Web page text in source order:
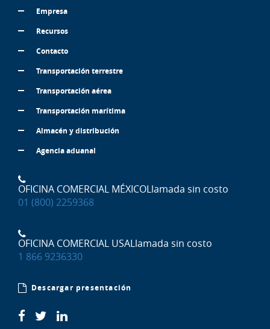
Empresa
Recursos
Contacto
Transportación terrestre
Transportación aérea
Transportación marítima
Almacén y distribución
Agencia aduanal
OFICINA COMERCIAL MÉXICOLlamada sin costo
01 (800) 2259368
OFICINA COMERCIAL USALlamada sin costo
1 866 9236330
Descargar presentación